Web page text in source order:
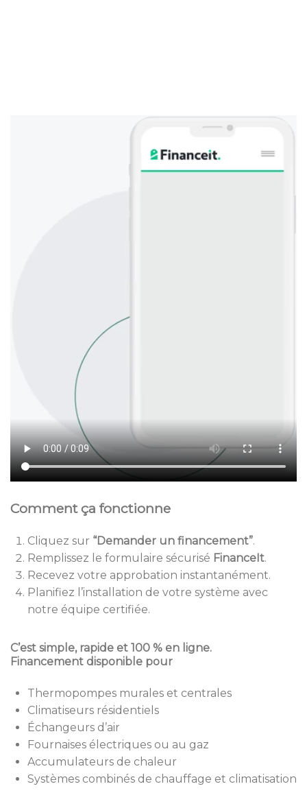
Comment ça fonctionne
Cliquez sur “Demander un financement”.
Remplissez le formulaire sécurisé FinanceIt.
Recevez votre approbation instantanément.
Planifiez l’installation de votre système avec
notre équipe certifiée.
C’est simple, rapide et 100 % en ligne.
Financement disponible pour
Thermopompes murales et centrales
Climatiseurs résidentiels
Échangeurs d’air
Fournaises électriques ou au gaz
Accumulateurs de chaleur
Systèmes combinés de chauffage et climatisation